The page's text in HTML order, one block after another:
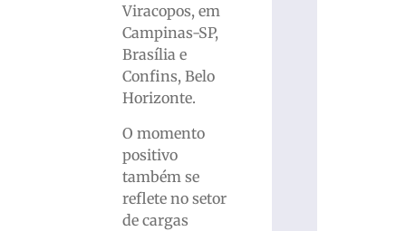
Viracopos, em
Campinas-SP,
Brasília e
Confins, Belo
Horizonte.
O momento
positivo
também se
reflete no setor
de cargas